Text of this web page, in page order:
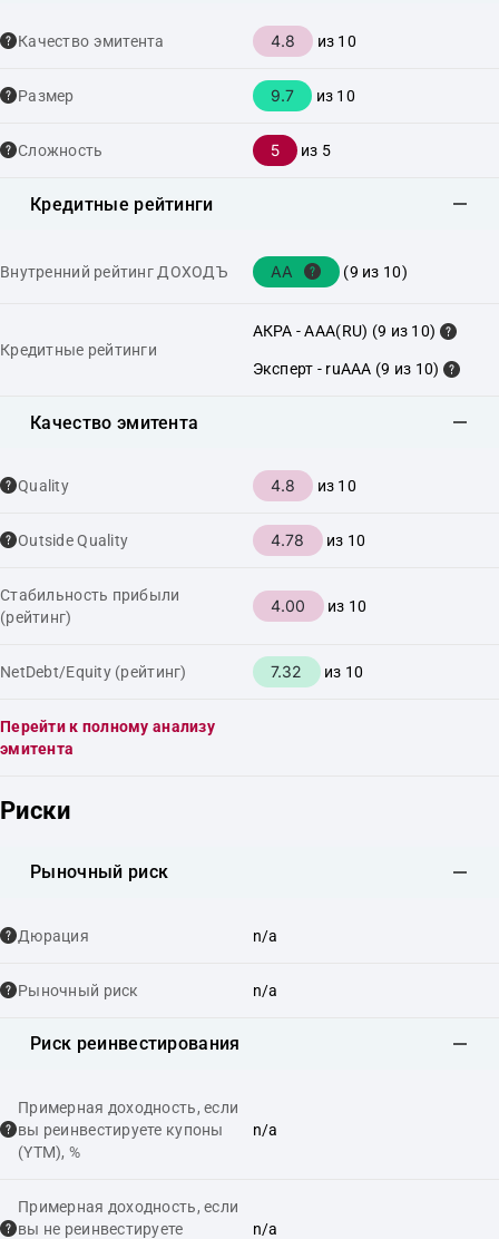
Качество эмитента 4.8 из 10
Размер 9.7 из 10
Сложность 5 из 5
Кредитные рейтинги
Внутренний рейтинг ДОХОДЪ AA (9 из 10)
Кредитные рейтинги
АКРА - AAA(RU) (9 из 10)
Эксперт - ruAAA (9 из 10)
Качество эмитента
Quality 4.8 из 10
Outside Quality 4.78 из 10
Стабильность прибыли
(рейтинг)
4.00 из 10
NetDebt/Equity (рейтинг) 7.32 из 10
Перейти к полному анализу
эмитента
Риски
Рыночный риск
Дюрация n/a
Рыночный риск n/a
Риск реинвестирования
Примерная доходность, если
вы реинвестируете купоны
(YTM), %
n/a
Примерная доходность, если
вы не реинвестируете
n/a